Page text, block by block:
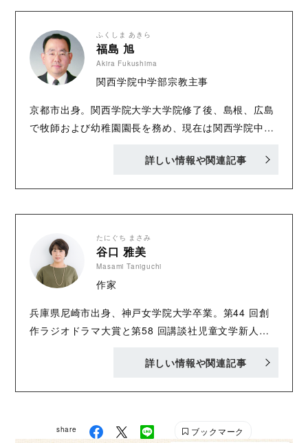
ふくしま あきら
福島 旭
Akira Fukushima
関西学院中学部宗教主事
京都市出身。関西学院大学大学院修了後、島根、広島
で牧師および幼稚園園長を務め、現在は関西学院中学
主事、関西学院大学講師。冠句作家。保護司。琉球音
～旧約聖書』( 共に新教出版社) 他。
詳しい情報や関連記事
たにぐち まさみ
谷口 雅美
Masami Taniguchi
作家
兵庫県尼崎市出身、神戸女学院大学卒業。第44 回創
作ラジオドラマ大賞と第58 回講談社児童文学新人賞
『私立五芒高校 恋する幽霊部員たち』『わたしのカ
詳しい情報や関連記事
share ブックマーク